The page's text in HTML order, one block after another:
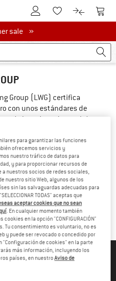
A la cuenta de cliente
A la lista de
A la A la
salesale »
Group (LWG) certifica
con unos estándares de
de la cadena de suministro.
y, en su producción, prestan
como el consumo de agua o la
La calificación se concede con
Por lo tanto, las curtidurías con
la máxima transparencia y
de suministro. También
en la página web de
para garantizar las funciones
ofrecemos servicios y
nuestro tráfico de datos para
y para proporcionar recursos de
nuestros socios de redes sociales,
nuestro sitio Web, algunos de los
sin las salvaguardas adecuadas para
TODAS" aceptas que
aceptar cookies que no sean
. En cualquier momento también
en la opción "CONFIGURACIÓN"
Tu consentimiento es voluntario, no es
y puede ser revocado o concedido por
"Configuración de cookies" en la parte
más información, incluyendo los
países, en nuestroAviso de